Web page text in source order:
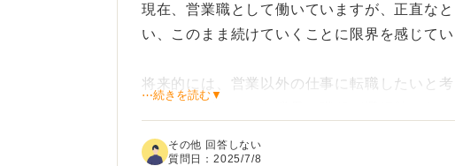
現在、営業職として働いていますが、正直な
い、このまま続けていくことに限界を感じてい
将来的には、営業以外の仕事に転職したいと
⋯続きを読む▼
その他 回答しない
質問日：2025/7/8